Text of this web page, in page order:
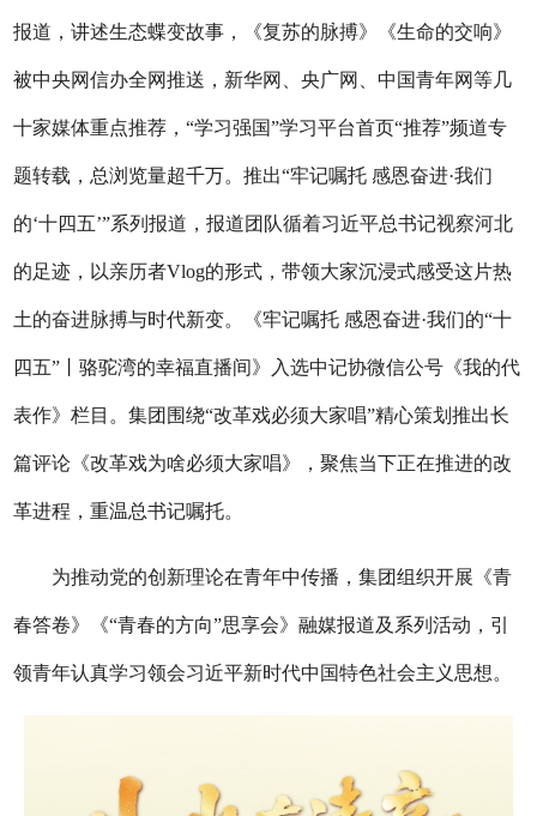
报道，讲述生态蝶变故事，《复苏的脉搏》《生命的交响》
被中央网信办全网推送，新华网、央广网、中国青年网等几
十家媒体重点推荐，“学习强国”学习平台首页“推荐”频道专
题转载，总浏览量超千万。推出“牢记嘱托 感恩奋进·我们
的‘十四五’”系列报道，报道团队循着习近平总书记视察河北
的足迹，以亲历者Vlog的形式，带领大家沉浸式感受这片热
土的奋进脉搏与时代新变。《牢记嘱托 感恩奋进·我们的“十
四五”丨骆驼湾的幸福直播间》入选中记协微信公号《我的代
表作》栏目。集团围绕“改革戏必须大家唱”精心策划推出长
篇评论《改革戏为啥必须大家唱》，聚焦当下正在推进的改
革进程，重温总书记嘱托。
为推动党的创新理论在青年中传播，集团组织开展《青
春答卷》《“青春的方向”思享会》融媒报道及系列活动，引
领青年认真学习领会习近平新时代中国特色社会主义思想。